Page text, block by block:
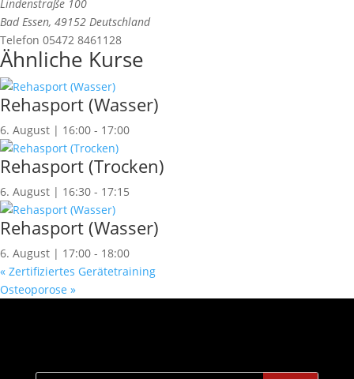
Lindenstraße 100
Bad Essen, 49152 Deutschland
Telefon 05472 8461128
Ähnliche Kurse
Rehasport (Wasser)
6. August | 16:00 - 17:00
Rehasport (Trocken)
6. August | 16:30 - 17:15
Rehasport (Wasser)
6. August | 17:00 - 18:00
« Zertifiziertes Gerätetraining
Osteoporose »